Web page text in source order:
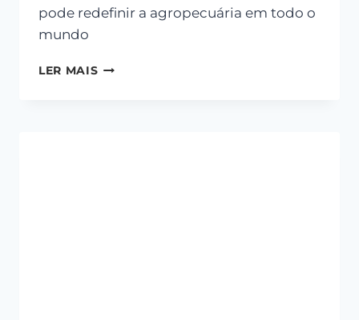
pode redefinir a agropecuária em todo o
mundo
LER MAIS